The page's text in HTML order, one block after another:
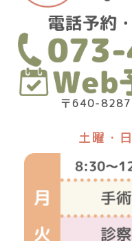
〒640-
土曜・